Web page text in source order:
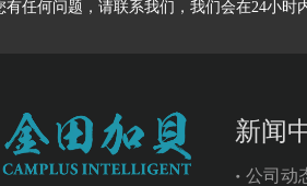
有任何问题，请联系我们，我们会在24小时
新闻
公司动